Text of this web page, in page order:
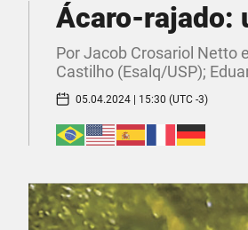
Ácaro-rajado:
Por Jacob Crosariol Netto
Castilho (Esalq/USP);
05.04.2024 | 15:30 (UTC -3)